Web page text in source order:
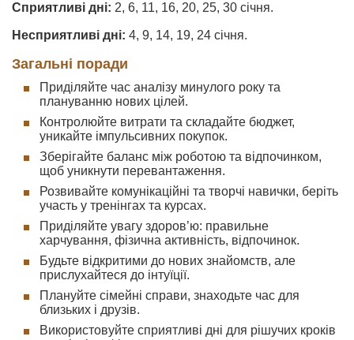
Сприятливі дні: 2, 6, 11, 16, 20, 25, 30 січня.
Несприятливі дні: 4, 9, 14, 19, 24 січня.
Загальні поради
Приділяйте час аналізу минулого року та
плануванню нових цілей.
Контролюйте витрати та складайте бюджет,
уникайте імпульсивних покупок.
Зберігайте баланс між роботою та відпочинком,
щоб уникнути перевантаження.
Розвивайте комунікаційні та творчі навички, беріть
участь у тренінгах та курсах.
Приділяйте увагу здоров’ю: правильне
харчування, фізична активність, відпочинок.
Будьте відкритими до нових знайомств, але
прислухайтеся до інтуїції.
Плануйте сімейні справи, знаходьте час для
близьких і друзів.
Використовуйте сприятливі дні для рішучих кроків